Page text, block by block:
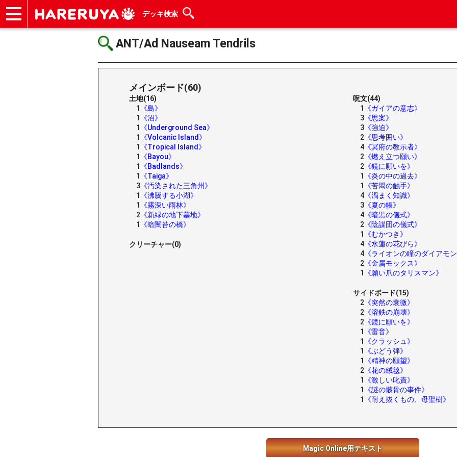
デッキ検索
ANT/Ad Nauseam Tendrils
メインボード(60)
土地(16)
1
《島》
1
《沼》
1
《Underground Sea》
1
《Volcanic Island》
1
《Tropical Island》
1
《Bayou》
1
《Badlands》
1
《Taiga》
3 《汚染された三角州》
1
《沸騰する小湖》
1
《霧深い雨林》
2 《新緑の地下墓地》
1
《暗闇苔の橋》
クリーチャー(0)
呪文(44)
1
《ガイアの意志》
3 《思案》
3 《強迫》
2 《思考囲い》
4 《冥府の教示者》
2 《燃え立つ願い》
2 《鏡に願いを》
1
《炎の中の過去》
1
《苦悶の触手》
4 《渦まく知識》
3 《夏の帳》
4 《暗黒の儀式》
2 《陰謀団の儀式》
1
《むかつき》
4 《水蓮の花びら》
4 《ライオンの瞳のダイアモ
2 《金属モックス》
1
《願い爪のタリスマン》
サイドボード(15)
2 《突然の衰微》
2 《溶鉄の崩壊》
2 《鏡に願いを》
1
《雷音》
1
《クラッシュ》
1
《ぶどう弾》
1
《精神の願望》
2 《花の絨毯》
1
《激しい叱責》
1
《謎の骸骨の事件》
1
《耐え抜くもの、母聖樹》
Magic Online用テキスト